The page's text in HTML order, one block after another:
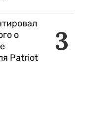
3
о
Patriot